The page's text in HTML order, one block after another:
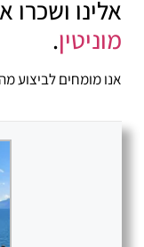
אלינו
מוניטין.
אנו מומחים לביצוע